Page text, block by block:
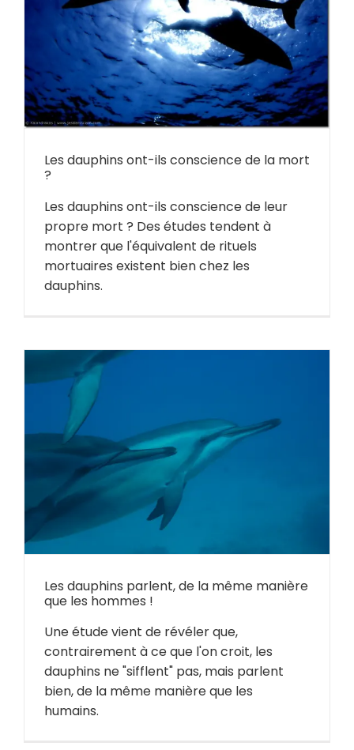
Les dauphins ont-ils conscience de la mort
?
Les dauphins ont-ils conscience de leur
propre mort ? Des études tendent à
montrer que l'équivalent de rituels
mortuaires existent bien chez les
dauphins.
Les dauphins parlent, de la même manière
que les hommes !
Une étude vient de révéler que,
contrairement à ce que l'on croit, les
dauphins ne "sifflent" pas, mais parlent
bien, de la même manière que les
humains.